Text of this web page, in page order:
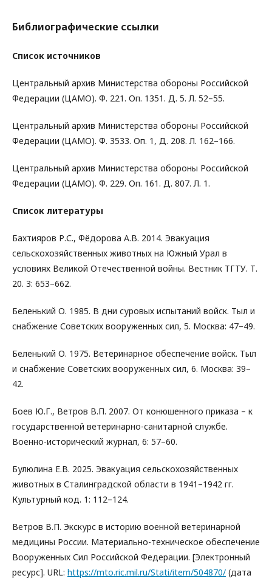
Библиографические ссылки
Список источников
Центральный архив Министерства обороны Российской
Федерации (ЦАМО). Ф. 221. Оп. 1351. Д. 5. Л. 52–55.
Центральный архив Министерства обороны Российской
Федерации (ЦАМО). Ф. 3533. Оп. 1, Д. 208. Л. 162–166.
Центральный архив Министерства обороны Российской
Федерации (ЦАМО). Ф. 229. Оп. 161. Д. 807. Л. 1.
Список литературы
Бахтияров Р.С., Фёдорова А.В. 2014. Эвакуация
сельскохозяйственных животных на Южный Урал в
условиях Великой Отечественной войны. Вестник ТГТУ. Т.
20. 3: 653–662.
Беленький О. 1985. В дни суровых испытаний войск. Тыл и
снабжение Советских вооруженных сил, 5. Москва: 47–49.
Беленький О. 1975. Ветеринарное обеспечение войск. Тыл
и снабжение Советских вооруженных сил, 6. Москва: 39–
42.
Боев Ю.Г., Ветров В.П. 2007. От конюшенного приказа – к
государственной ветеринарно-санитарной службе.
Военно-исторический журнал, 6: 57–60.
Булюлина Е.В. 2025. Эвакуация сельскохозяйственных
животных в Сталинградской области в 1941–1942 гг.
Культурный код. 1: 112–124.
Ветров В.П. Экскурс в историю военной ветеринарной
медицины России. Материально-техническое обеспечение
Вооруженных Сил Российской Федерации. [Электронный
ресурс]. URL: https://mto.ric.mil.ru/Stati/item/504870/ (дата